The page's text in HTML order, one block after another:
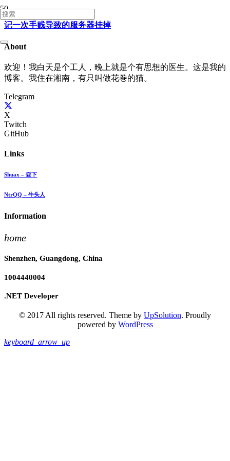
记一次手贱导致的服务器挂掉
About
欢迎！我白天是个工人，晚上就是个有思想的医生。这是我的
博客。我住在湘南，有只叫做花巻的猫。
Telegram
X
Twitch
GitHub
Links
Shuax – 耍下
NtrQQ – 牛头人
Information
home
Shenzhen, Guangdong, China
1004440004
.NET Developer
© 2017 All rights reserved. Theme by UpSolution. Proudly
powered by WordPress
keyboard_arrow_up